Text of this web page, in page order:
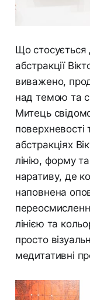
Що стосується
абстракції
виважено,
над темою та
Митець
поверхневості
абстракціях
лінію, форму
наративу, де
наповнена
лінією та
просто
медитативні